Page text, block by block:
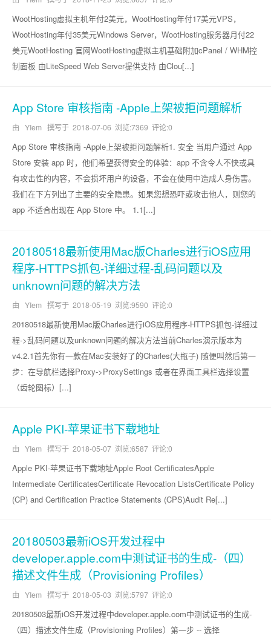
WootHosting虚拟主机年付2美元，WootHosting年付17美元VPS，
WootHosting年付35美元Windows Server，WootHosting服务器月付22
美元WootHosting 官网WootHosting虚拟主机基础附加cPanel / WHM控
制面板 由LiteSpeed Web Server提供支持 由Clou[...]
App Store 审核指南 -Apple上架被拒问题解析
由 YIem 撰写于 2018-07-06 浏览:7369 评论:0
App Store 审核指南 -Apple上架被拒问题解析1. 安全 当用户通过 App
Store 安装 app 时，他们希望获得安全的体验：app 不含令人不快或具
有攻击性的内容，不会损坏用户的设备，不会在使用中造成人身伤害。
我们在下方列出了主要的安全隐患。如果您想恐吓或攻击他人，则您的
app 不适合出现在 App Store 中。 1.1[...]
20180518最新使用Mac版Charles进行iOS应用
程序-HTTPS抓包-详细过程-乱码问题以及
unknown问题的解决方法
由 YIem 撰写于 2018-05-19 浏览:9590 评论:0
20180518最新使用Mac版Charles进行iOS应用程序-HTTPS抓包-详细过
程->乱码问题以及unknown问题的解决方法当前Charles演示版本为
v4.2.1首先你有一款在Mac安装好了的Charles(大瓶子) 随便叫然后第一
步：在导航栏选择Proxy->ProxySettings 或者在界面工具栏选择设置
（齿轮图标）[...]
Apple PKI-苹果证书下载地址
由 YIem 撰写于 2018-05-07 浏览:6587 评论:0
Apple PKI-苹果证书下载地址Apple Root CertificatesApple
Intermediate CertificatesCertificate Revocation ListsCertificate Policy
(CP) and Certification Practice Statements (CPS)Audit Re[...]
20180503最新iOS开发过程中
developer.apple.com中测试证书的生成-（四）
描述文件生成（Provisioning Profiles）
由 YIem 撰写于 2018-05-03 浏览:5797 评论:0
20180503最新iOS开发过程中developer.apple.com中测试证书的生成-
（四）描述文件生成（Provisioning Profiles）第一步 -- 选择